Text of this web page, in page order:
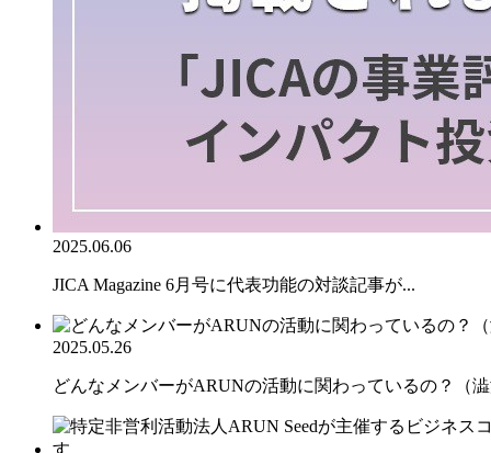
2025.06.06
JICA Magazine 6月号に代表功能の対談記事が...
2025.05.26
どんなメンバーがARUNの活動に関わっているの？（